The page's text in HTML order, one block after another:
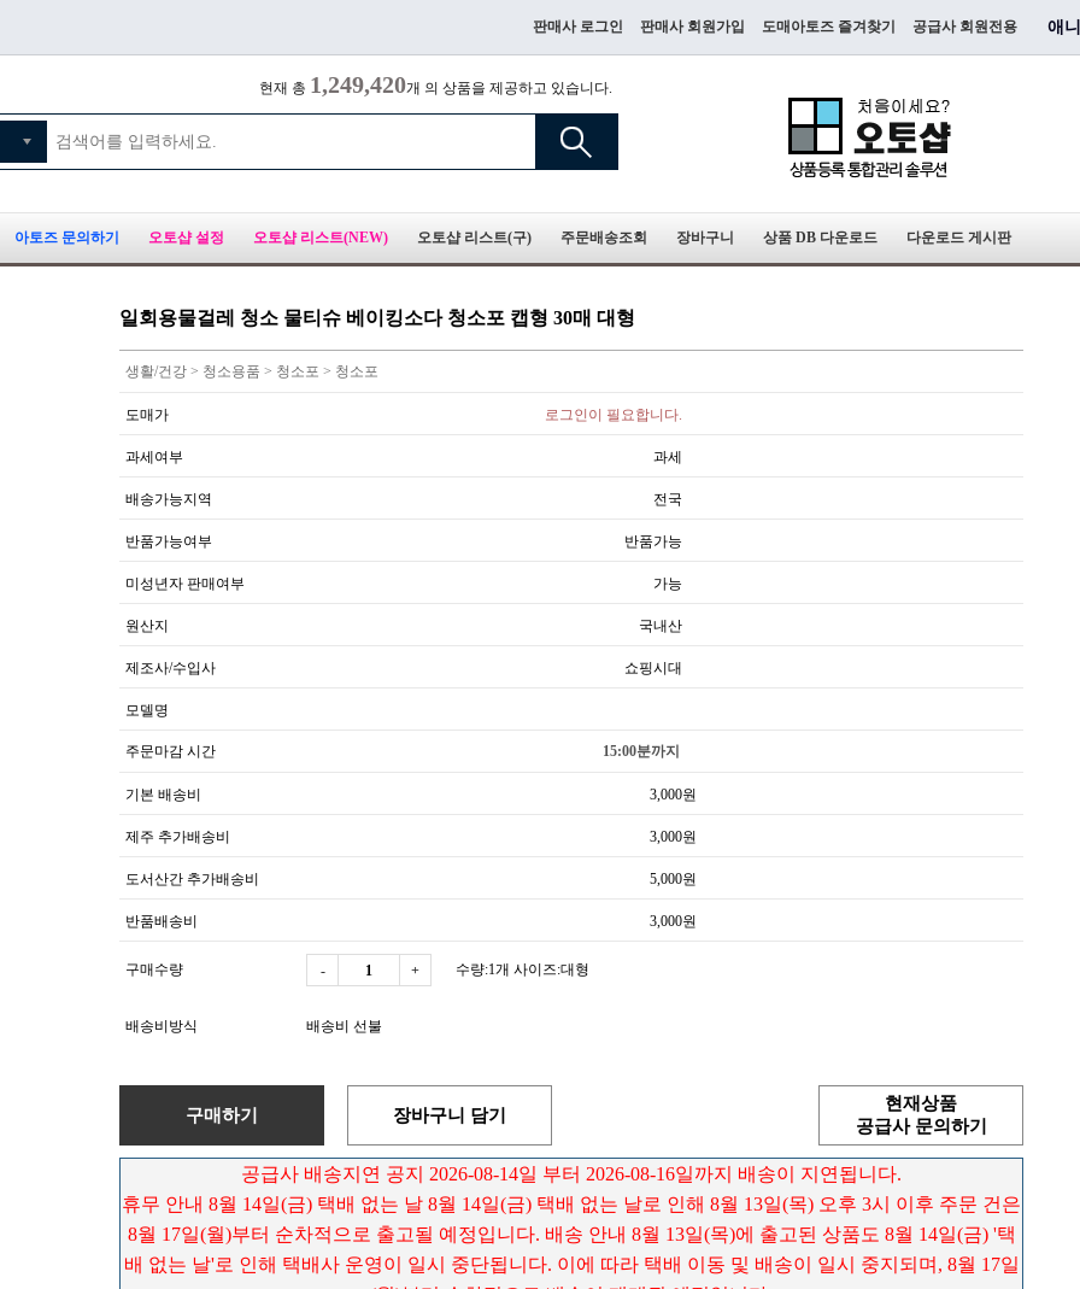
판매사 로그인 판매사 회원가입 도매아토즈 즐겨찾기 공급사 회원전용 애
현재 총 1,249,420개 의 상품을 제공하고 있습니다.
아토즈 문의하기 오토샵 설정 오토샵 리스트(NEW) 오토샵 리스트(구) 주문배송조회 장바구니 상품 DB 다운로드 다운로드 게시판
일회용물걸레 청소 물티슈 베이킹소다 청소포 캡형 30매 대형
생활/건강 > 청소용품 > 청소포 > 청소포
도매가 로그인이 필요합니다.
과세여부 과세
배송가능지역 전국
반품가능여부 반품가능
미성년자 판매여부 가능
원산지 국내산
제조사/수입사 쇼핑시대
모델명
주문마감 시간 15:00분까지
기본 배송비 3,000원
제주 추가배송비 3,000원
도서산간 추가배송비 5,000원
반품배송비 3,000원
구매수량 - + 수량:1개 사이즈:대형
배송비방식 배송비 선불
구매하기 장바구니 담기
현재상품
공급사 문의하기
공급사 배송지연 공지 2026-08-14일 부터 2026-08-16일까지 배송이 지연됩니다.
휴무 안내 8월 14일(금) 택배 없는 날 8월 14일(금) 택배 없는 날로 인해 8월 13일(목) 오후 3시 이후 주문 건은
8월 17일(월)부터 순차적으로 출고될 예정입니다. 배송 안내 8월 13일(목)에 출고된 상품도 8월 14일(금) '택
배 없는 날'로 인해 택배사 운영이 일시 중단됩니다. 이에 따라 택배 이동 및 배송이 일시 중지되며, 8월 17일